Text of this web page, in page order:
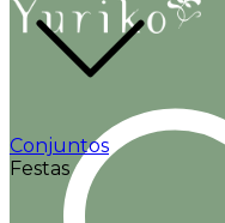
Conjuntos
Festas